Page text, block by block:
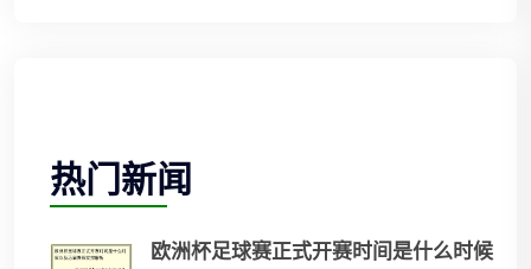
热门新闻
欧洲杯足球赛正式开赛时间是什么时候